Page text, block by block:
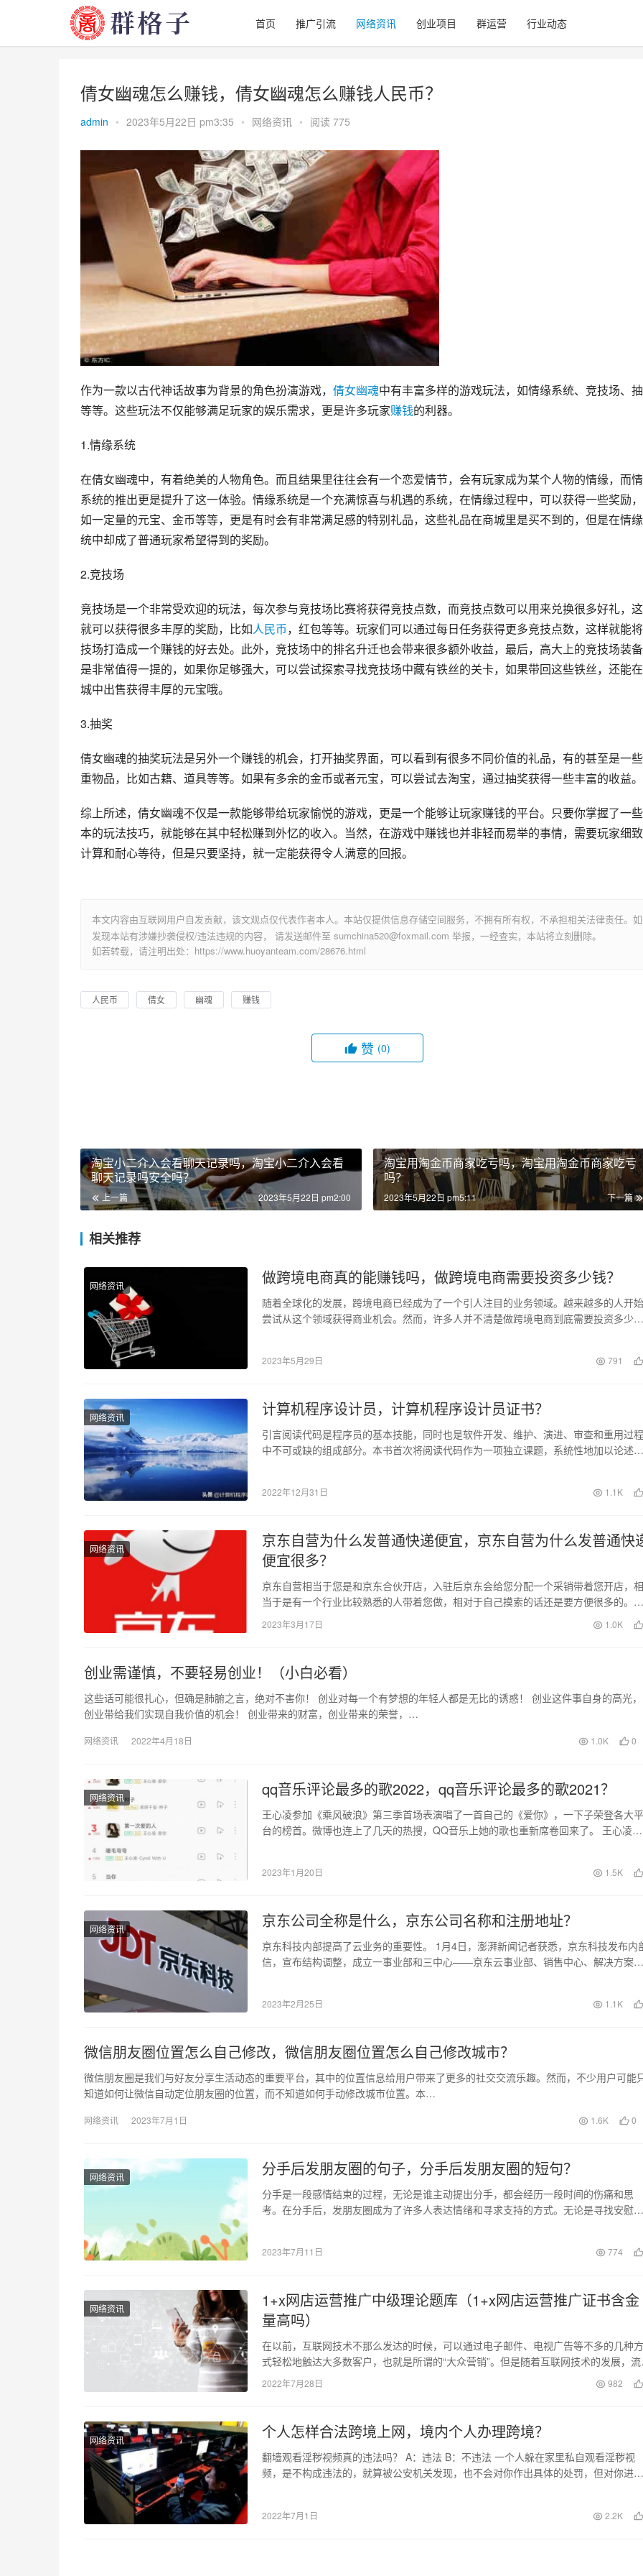
首页 推广引流 网络资讯 创业项目 群运营 行业动态
倩女幽魂怎么赚钱，倩女幽魂怎么赚钱人民币？
admin • 2023年5月22日 pm3:35 • 网络资讯 • 阅读 775
作为一款以古代神话故事为背景的角色扮演游戏， 倩女幽魂中有丰富多样的游戏玩法，如情缘系统、竞技场、
等等。这些玩法不仅能够满足玩家的娱乐需求，更是许多玩家赚钱的利器。
1.情缘系统
在倩女幽魂中，有着绝美的人物角色。而且结果里往往会有一个恋爱情节，会有玩家成为某个人物的情缘，而
系统的推出更是提升了这一体验。情缘系统是一个充满惊喜与机遇的系统，在情缘过程中，可以获得一些奖励
如一定量的元宝、金币等等，更是有时会有非常满足感的特别礼品，这些礼品在商城里是买不到的，但是在情
统中却成了普通玩家希望得到的奖励。
2.竞技场
竞技场是一个非常受欢迎的玩法，每次参与竞技场比赛将获得竞技点数，而竞技点数可以用来兑换很多好礼，
就可以获得很多丰厚的奖励，比如人民币，红包等等。玩家们可以通过每日任务获得更多竞技点数，这样就能
技场打造成一个赚钱的好去处。此外，竞技场中的排名升迁也会带来很多额外收益，最后，高大上的竞技场装
是非常值得一提的，如果你足够强大，可以尝试探索寻找竞技场中藏有铁丝的关卡，如果带回这些铁丝，还能
城中出售获得丰厚的元宝哦。
3.抽奖
倩女幽魂的抽奖玩法是另外一个赚钱的机会，打开抽奖界面，可以看到有很多不同价值的礼品，有的甚至是一
重物品，比如古籍、道具等等。如果有多余的金币或者元宝，可以尝试去淘宝，通过抽奖获得一些丰富的收益。
综上所述，倩女幽魂不仅是一款能够带给玩家愉悦的游戏，更是一个能够让玩家赚钱的平台。只要你掌握了一
本的玩法技巧，就能够在其中轻松赚到外忆的收入。当然，在游戏中赚钱也并非轻而易举的事情，需要玩家细
计算和耐心等待，但是只要坚持，就一定能获得令人满意的回报。
本文内容由互联网用户自发贡献，该文观点仅代表作者本人。本站仅提供信息存储空间服务，不拥有所有权，不承担相关法律责任。如
发现本站有涉嫌抄袭侵权/违法违规的内容， 请发送邮件至 sumchina520@foxmail.com 举报，一经查实，本站将立刻删除。
如若转载，请注明出处：https://www.huoyanteam.com/28676.html
人民币 倩女 幽魂 赚钱
赞 (0)
淘宝小二介入会看聊天记录吗，淘宝小二介入会看
聊天记录吗安全吗？
上一篇 2023年5月22日 pm2:00
淘宝用淘金币商家吃亏吗，淘宝用淘金币商家吃亏
吗？
下一篇
2023年5月22日 pm5:11
相关推荐
网络资讯 做跨境电商真的能赚钱吗，做跨境电商需要投资多少钱？
随着全球化的发展，跨境电商已经成为了一个引人注目的业务领域。越来越多的人开始
尝试从这个领域获得商业机会。然而，许多人并不清楚做跨境电商到底需要投资多少
2023年5月29日 791
网络资讯 计算机程序设计员，计算机程序设计员证书？
引言阅读代码是程序员的基本技能，同时也是软件开发、维护、演进、审查和重用过程
中不可或缺的组成部分。本书首次将阅读代码作为一项独立课题，系统性地加以论述。
2022年12月31日 1.1K
网络资讯
京东自营为什么发普通快递便宜，京东自营为什么发普通快
便宜很多？
京东自营相当于您是和京东合伙开店，入驻后京东会给您分配一个采销带着您开店，相
当于是有一个行业比较熟悉的人带着您做，相对于自己摸索的话还是要方便很多的。而
自营呢也分为纯自营跟非纯自营…
2023年3月17日 1.0K
创业需谨慎，不要轻易创业！（小白必看）
这些话可能很扎心，但确是肺腑之言，绝对不害你！ 创业对每一个有梦想的年轻人都是无比的诱惑！ 创业这件事自身的高光，
创业带给我们实现自我价值的机会！ 创业带来的财富，创业带来的荣誉，…
网络资讯 2022年4月18日 1.0K 0
网络资讯 qq音乐评论最多的歌2022，qq音乐评论最多的歌2021？
王心凌参加《乘风破浪》第三季首场表演唱了一首自己的《爱你》，一下子荣登各大平
台的榜首。微博也连上了几天的热搜，QQ音乐上她的歌也重新席卷回来了。 王心凌自
2023年1月20日 1.5K
网络资讯 京东公司全称是什么，京东公司名称和注册地址？
京东科技内部提高了云业务的重要性。 1月4日，澎湃新闻记者获悉，京东科技发布内
信，宣布结构调整，成立一事业部和三中心——京东云事业部、销售中心、解决方案中
2023年2月25日 1.1K
微信朋友圈位置怎么自己修改，微信朋友圈位置怎么自己修改城市？
微信朋友圈是我们与好友分享生活动态的重要平台，其中的位置信息给用户带来了更多的社交交流乐趣。然而，不少用户可能
知道如何让微信自动定位朋友圈的位置，而不知道如何手动修改城市位置。本…
网络资讯 2023年7月1日 1.6K 0
网络资讯 分手后发朋友圈的句子，分手后发朋友圈的短句？
分手是一段感情结束的过程，无论是谁主动提出分手，都会经历一段时间的伤痛和思
考。在分手后，发朋友圈成为了许多人表达情绪和寻求支持的方式。无论是寻找安慰，
2023年7月11日 774
网络资讯
1+x网店运营推广中级理论题库（1+x网店运营推广证书含金
量高吗）
在以前，互联网技术不那么发达的时候，可以通过电子邮件、电视广告等不多的几种方
式轻松地触达大多数客户，也就是所谓的“大众营销”。但是随着互联网技术的发展，流
变得分散，各种媒体渠道纷…
2022年7月28日 982
网络资讯 个人怎样合法跨境上网，境内个人办理跨境？
翻墙观看淫秽视频真的违法吗？ A：违法 B：不违法 一个人躲在家里私自观看淫秽视
频，是不构成违法的，就算被公安机关发现，也不会对你作出具体的处罚，但对你进行
2022年7月1日 2.2K